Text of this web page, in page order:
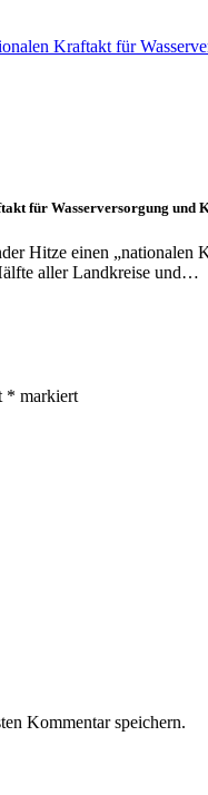
für Wasserversorgung und
Hitze einen „nationalen
aller Landkreise und…
* markiert
Kommentar speichern.